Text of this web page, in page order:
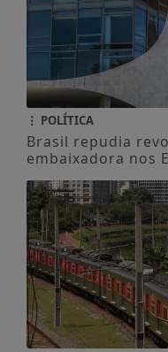
POLÍTICA
Brasil repudia
embaixadora nos